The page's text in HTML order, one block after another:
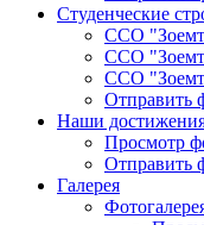
Студенческие
ССО
ССО
ССО
Отправить
Наши
Просмотр
Отправить
Галерея